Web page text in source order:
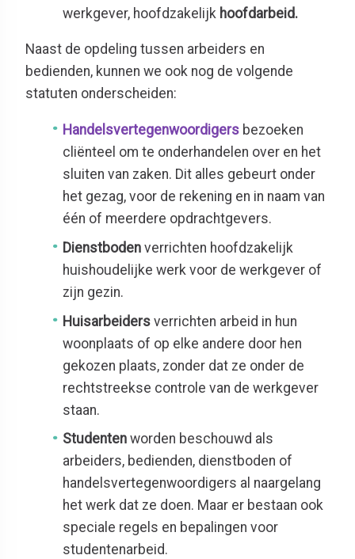
werkgever, hoofdzakelijk hoofdarbeid.
Naast de opdeling tussen arbeiders en
bedienden, kunnen we ook nog de volgende
statuten onderscheiden:
Handelsvertegenwoordigers bezoeken
cliënteel om te onderhandelen over en het
sluiten van zaken. Dit alles gebeurt onder
het gezag, voor de rekening en in naam van
één of meerdere opdrachtgevers.
Dienstboden verrichten hoofdzakelijk
huishoudelijke werk voor de werkgever of
zijn gezin.
Huisarbeiders verrichten arbeid in hun
woonplaats of op elke andere door hen
gekozen plaats, zonder dat ze onder de
rechtstreekse controle van de werkgever
staan.
Studenten worden beschouwd als
arbeiders, bedienden, dienstboden of
handelsvertegenwoordigers al naargelang
het werk dat ze doen. Maar er bestaan ook
speciale regels en bepalingen voor
studentenarbeid.